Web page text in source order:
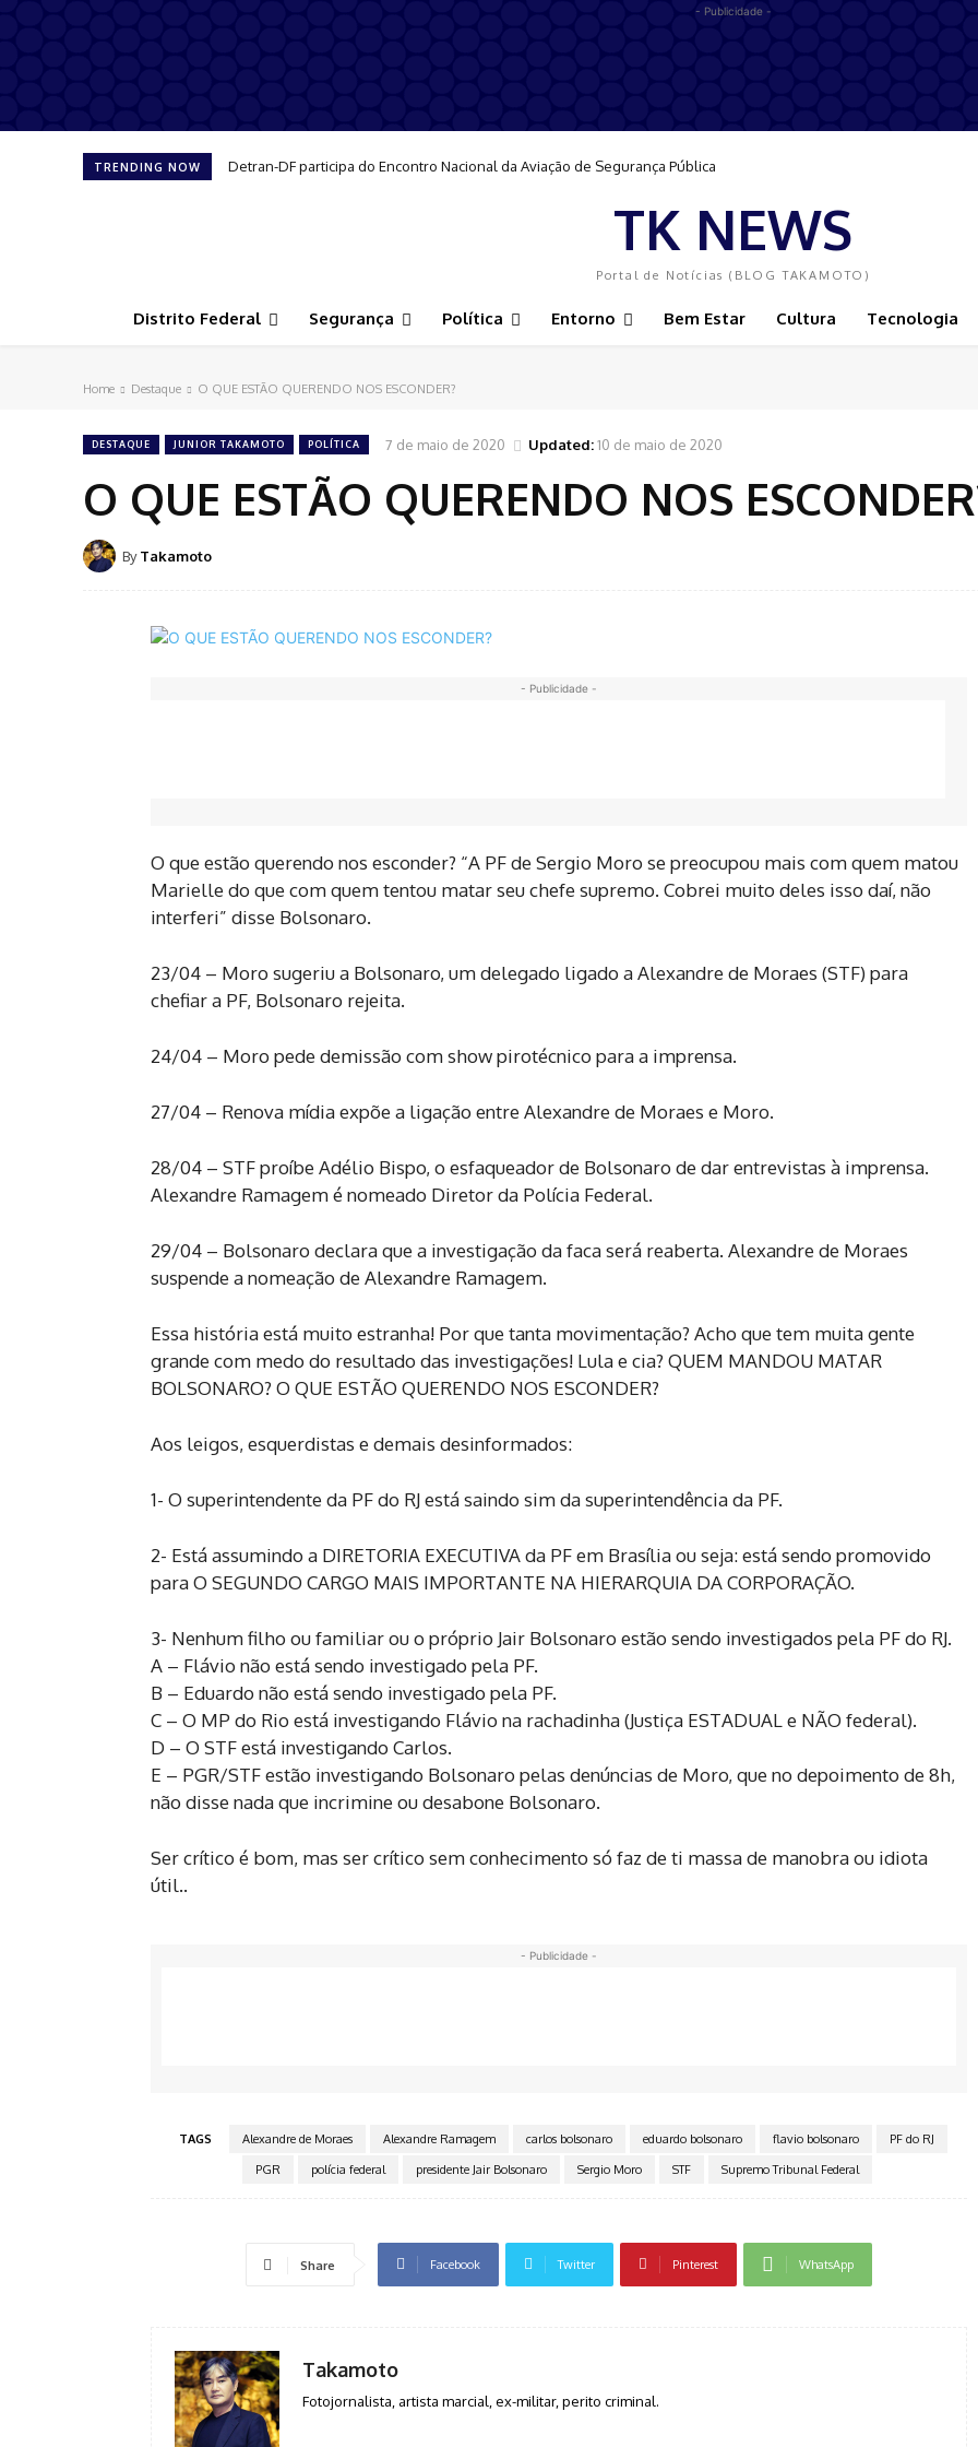
- Publicidade -
TRENDING NOW Detran-DF participa do Encontro Nacional da Aviação de Segurança Pública
TK NEWS
Portal de Notícias (BLOG TAKAMOTO)
Distrito Federal Segurança Política Entorno Bem Estar Cultura Tecnologia
Home Destaque O QUE ESTÃO QUERENDO NOS ESCONDER?
DESTAQUE JUNIOR TAKAMOTO POLÍTICA 7 de maio de 2020 Updated:10 de maio de 2020
O QUE ESTÃO QUERENDO NOS
By Takamoto
- Publicidade -
O que estão querendo nos esconder? “A PF de Sergio Moro se preocupou mais com quem matou
Marielle do que com quem tentou matar seu chefe supremo. Cobrei muito deles isso daí, não
interferi” disse Bolsonaro.
23/04 – Moro sugeriu a Bolsonaro, um delegado ligado a Alexandre de Moraes (STF) para
chefiar a PF, Bolsonaro rejeita.
24/04 – Moro pede demissão com show pirotécnico para a imprensa.
27/04 – Renova mídia expõe a ligação entre Alexandre de Moraes e Moro.
28/04 – STF proíbe Adélio Bispo, o esfaqueador de Bolsonaro de dar entrevistas à imprensa.
Alexandre Ramagem é nomeado Diretor da Polícia Federal.
29/04 – Bolsonaro declara que a investigação da faca será reaberta. Alexandre de Moraes
suspende a nomeação de Alexandre Ramagem.
Essa história está muito estranha! Por que tanta movimentação? Acho que tem muita gente
grande com medo do resultado das investigações! Lula e cia? QUEM MANDOU MATAR
BOLSONARO? O QUE ESTÃO QUERENDO NOS ESCONDER?
Aos leigos, esquerdistas e demais desinformados:
1- O superintendente da PF do RJ está saindo sim da superintendência da PF.
2- Está assumindo a DIRETORIA EXECUTIVA da PF em Brasília ou seja: está sendo promovido
para O SEGUNDO CARGO MAIS IMPORTANTE NA HIERARQUIA DA CORPORAÇÃO.
3- Nenhum filho ou familiar ou o próprio Jair Bolsonaro estão sendo investigados pela PF do RJ.
A – Flávio não está sendo investigado pela PF.
B – Eduardo não está sendo investigado pela PF.
C – O MP do Rio está investigando Flávio na rachadinha (Justiça ESTADUAL e NÃO federal).
D – O STF está investigando Carlos.
E – PGR/STF estão investigando Bolsonaro pelas denúncias de Moro, que no depoimento de 8h,
não disse nada que incrimine ou desabone Bolsonaro.
Ser crítico é bom, mas ser crítico sem conhecimento só faz de ti massa de manobra ou idiota
útil..
- Publicidade -
TAGS Alexandre de Moraes Alexandre Ramagem carlos bolsonaro eduardo bolsonaro flavio bolsonaro
PF do RJ
PGR
polícia federal presidente Jair Bolsonaro Sergio Moro STF Supremo Tribunal Federal
Share Facebook Twitter Pinterest WhatsApp
Takamoto
Fotojornalista, artista marcial, ex-militar, perito criminal.